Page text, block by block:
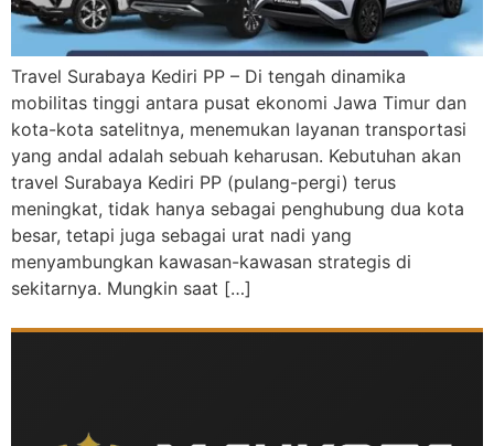
Travel Surabaya Kediri PP – Di tengah dinamika
mobilitas tinggi antara pusat ekonomi Jawa Timur dan
kota-kota satelitnya, menemukan layanan transportasi
yang andal adalah sebuah keharusan. Kebutuhan akan
travel Surabaya Kediri PP (pulang-pergi) terus
meningkat, tidak hanya sebagai penghubung dua kota
besar, tetapi juga sebagai urat nadi yang
menyambungkan kawasan-kawasan strategis di
sekitarnya. Mungkin saat […]